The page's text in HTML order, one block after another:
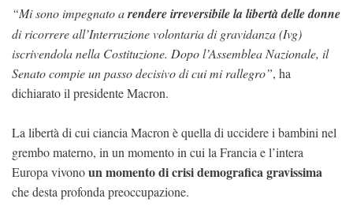
“Mi sono impegnato arendere irreversibile la libertà delle donne
di ricorrere all’Interruzione volontaria di gravidanza (Ivg)
iscrivendola nella Costituzione. Dopo l’Assemblea Nazionale, il
Senato compie un passo decisivo di cui mi rallegro”, ha
dichiarato il presidente Macron.
La libertà di cui ciancia Macron è quella di uccidere i bambini nel
grembo materno, in un momento in cui la Francia e l’intera
Europa vivonoun momento di crisi demografica gravissima
che desta profonda preoccupazione.